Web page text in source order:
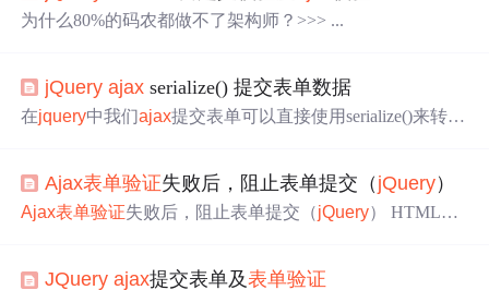
头部引用： &lt;script type="text/javascript" src="../js/
为什么80%的码农都做不了架构师？>>> ...
jQuery ajax serialize() 提交表单数据
在jquery中我们ajax提交表单可以直接使用serialize()来转
值对（Key/Value）的形式发送到服务器，使用ajax提交表
单数据时可以使用 jQuery ajax的serialize() 方法表单序列化
Ajax表单验证失败后，阻止表单提交（ jQuery）
Ajax表单验证失败后，阻止表单提交（jQuery） HTML界
placeholder="请输入手机号" required="required" ...
JQuery ajax提交表单及表单验证